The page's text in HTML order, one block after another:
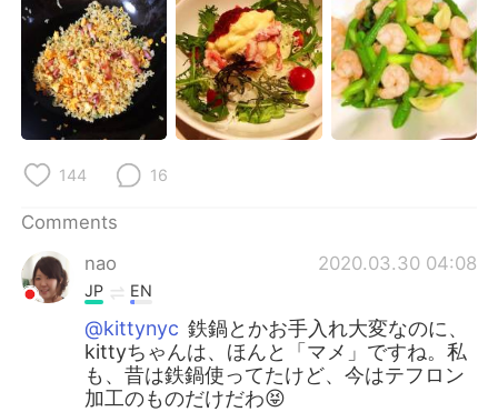
Français Deutsch
日本語 한국어
Türkçe
Português
144 16
Comments
nao
2020.03.30 04:08
JP EN
@kittynyc 鉄鍋とかお手入れ大変なのに、
kittyちゃんは、ほんと「マメ」ですね。私
も、昔は鉄鍋使ってたけど、今はテフロン
加工のものだけだわ😝